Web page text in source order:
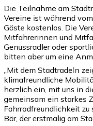
Die Teilnahme am
Vereine ist während
Gäste kostenlos. Die
Mitfahrerinnen und
Genussradler oder
bitten aber um eine
„Mit dem Stadtradeln
klimafreundliche
herzlich ein, mit uns in
gemeinsam ein starkes
Fahrradfreundlichkeit zu
Bär, der erstmalig am